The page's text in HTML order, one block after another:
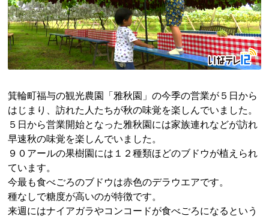
箕輪町福与の観光農園「雅秋園」の今季の営業が５日から
はじまり、訪れた人たちが秋の味覚を楽しんでいました。
５日から営業開始となった雅秋園には家族連れなどが訪れ
早速秋の味覚を楽しんでいました。
９０アールの果樹園には１２種類ほどのブドウが植えられ
ています。
今最も食べごろのブドウは赤色のデラウエアです。
種なしで糖度が高いのが特徴です。
来週にはナイアガラやコンコードが食べごろになるという